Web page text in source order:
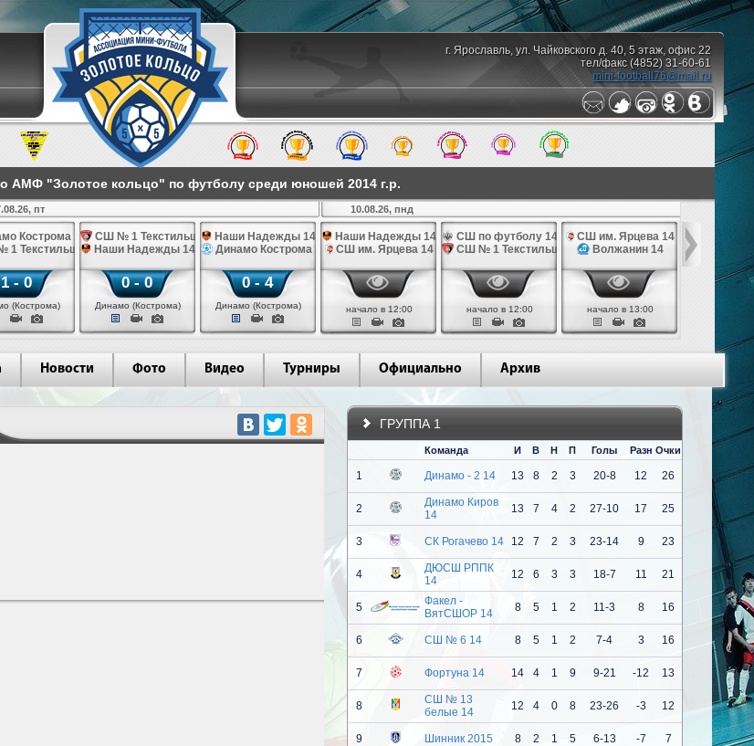
г. Ярославль, ул. Чайковского д. 40, 5 этаж, офис 22
тел/факс (4852) 31-60-61
mini-football76@mail.ru
АМФ "Золотое кольцо" по футболу среди юношей 2014 г.р.
пт
Кострома 14
Текстильщик 14
1 - 0
(Кострома)
СШ № 1 Текстильщик 14
Наши Надежды 14
0 - 0
Динамо (Кострома)
Наши Надежды 14
Динамо Кострома 14
0 - 4
Динамо (Кострома)
10.08.26, пнд
Наши Надежды 14
СШ им. Ярцева 14
начало в 12:00
СШ по футболу 14
СШ № 1 Текстильщик 14
начало в 12:00
СШ им. Ярцева 14
Волжанин 14
начало в 13:00
Новости Фото Видео Турниры Официально Архив
ГРУППА 1
Команда И В Н П Голы Разн Очки
1 Динамо - 2 14 13 8 2 3 20-8 12 26
2
Динамо Киров
14
13 7 4 2 27-10 17 25
3 СК Рогачево 14 12 7 2 3 23-14 9 23
4
ДЮСШ РППК
14
12 6 3 3 18-7 11 21
5
Факел -
ВятСШОР 14
8 5 1 2 11-3 8 16
6 СШ № 6 14 8 5 1 2 7-4 3 16
7 Фортуна 14 14 4 1 9 9-21 -12 13
8
СШ № 13
белые 14
12 4 0 8 23-26 -3 12
9 Шинник 2015 8 2 1 5 6-13 -7 7